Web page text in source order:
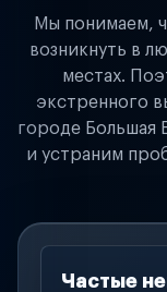
Мы понимаем,
возникнуть в
местах.
экстренного
городе Большая
и устраним
Частые